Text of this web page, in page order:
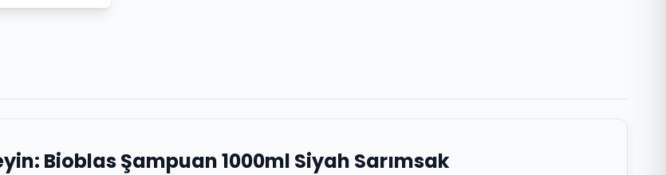
Bioblas Şampuan 1000ml Siyah Sarımsak